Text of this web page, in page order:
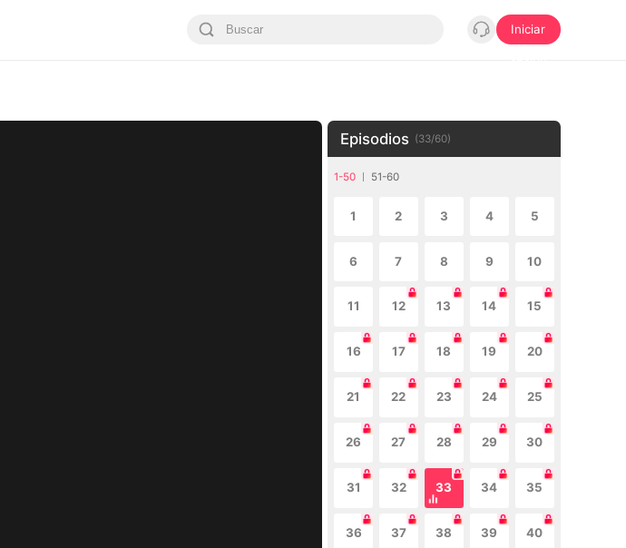
Iniciar
Episodios (33/60)
1-50 51-60
1 2 3 4 5
6 7 8 9 10
11 12 13 14 15
16 17 18 19 20
21 22 23 24 25
26 27 28 29 30
31 32 33 34 35
36 37 38 39 40